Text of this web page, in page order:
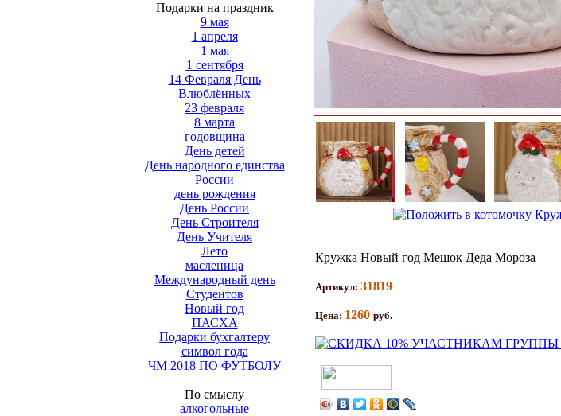
Подарки на праздник
9 мая
1 апреля
1 мая
1 сентября
14 Февраля День
Влюблённых
23 февраля
8 марта
годовщина
День детей
День народного единства
России
день рождения
День России
День Строителя
День Учителя
Лето
масленица
Международный день
Студентов
Новый год
ПАСХА
Подарки бухгалтеру
символ года
ЧМ 2018 ПО ФУТБОЛУ
По смыслу
алкогольные
Кружка Новый год Мешок Деда Мороза
Артикул: 31819
Цена: 1260 руб.